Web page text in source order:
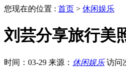
您现在的位置 : 首页 > 休闲娱乐
刘芸分享旅行美
时间：03-29 来源： 休闲娱乐 访问